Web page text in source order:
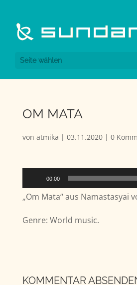
Seite wählen
OM MATA
von atmika | 03.11.2020| 0
Player
00:00
„Om Mata“ aus Namastasyai
Genre: World music.
KOMMENTAR